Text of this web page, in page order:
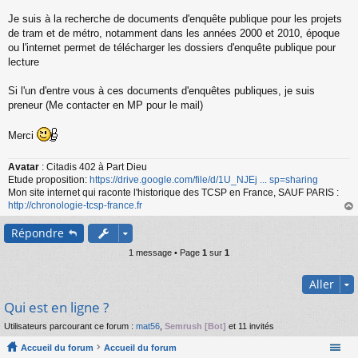
s
g
e
n
n
u
Je suis à la recherche de documents d'enquête publique pour les projets
de tram et de métro, notamment dans les années 2000 et 2010, époque
ou l'internet permet de télécharger les dossiers d'enquête publique pour
lecture
Si l'un d'entre vous à ces documents d'enquêtes publiques, je suis
preneur (Me contacter en MP pour le mail)
Merci
Avatar : Citadis 402 à Part Dieu
Etude proposition: https://drive.google.com/file/d/1U_NJEj ... sp=sharing
Mon site internet qui raconte l'historique des TCSP en France, SAUF PARIS :
http://chronologie-tcsp-france.fr
au
Répondre
1 message • Page 1 sur 1
Aller
Qui est en ligne ?
Utilisateurs parcourant ce forum : mat56, Semrush [Bot] et 11 invités
Accueil du forum Accueil du forum